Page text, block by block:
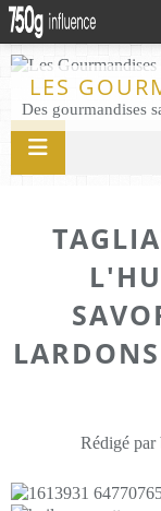
LES
Rédigé par